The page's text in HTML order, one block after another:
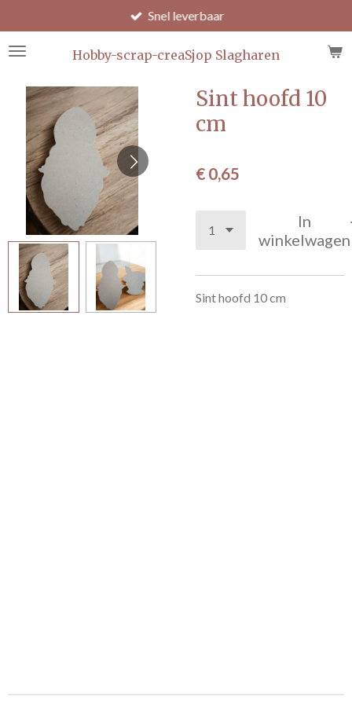
direct
naar
hoofdinhoud
Hobby-scrap-creaSjop Slagharen
Snel leverbaar
Sint hoofd 10
cm
€ 0,65
In
winkelwagen
Sint hoofd 10 cm